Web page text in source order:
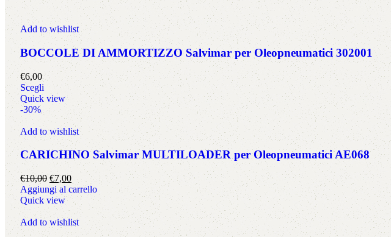
Add to wishlist
BOCCOLE DI AMMORTIZZO Salvimar per Oleopneumatici 302001
€6,00
Scegli
Quick view
-30%
Add to wishlist
CARICHINO Salvimar MULTILOADER per Oleopneumatici AE068
€10,00 €7,00
Aggiungi al carrello
Quick view
Add to wishlist